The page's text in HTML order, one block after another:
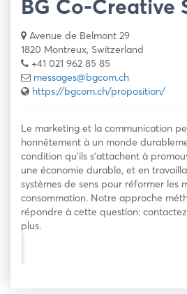
BG Co-Creative
Avenue de Belmont 29
1820 Montreux, Switzerland
+41 021 962 85 85
messages@bgcom.ch
https://bgcom.ch/proposition/
Le marketing et la communication
honnêtement à un monde
condition qu’ils s’attachent à
une économie durable, et en
systèmes de sens pour réformer les
consommation. Notre approche
répondre à cette question:
plus.